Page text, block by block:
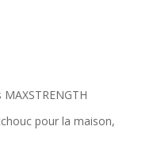
pour la maison,